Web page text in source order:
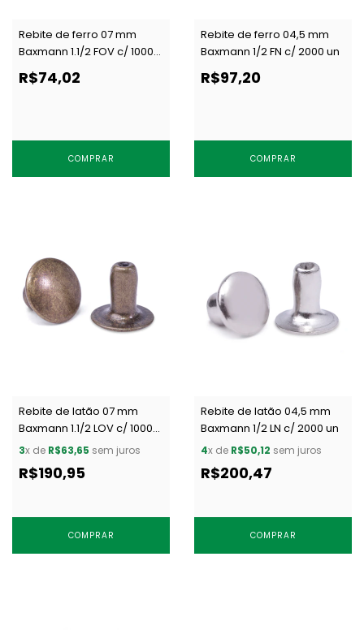
Rebite de ferro 07 mm
Baxmann 1.1/2 FOV c/ 1000
R$74,02
COMPRAR
Rebite de ferro 04,5 mm
Baxmann 1/2 FN c/ 2000 un
R$97,20
COMPRAR
Rebite de latão 07 mm
Baxmann 1.1/2 LOV c/ 1000
un
3x de R$63,65 sem juros
R$190,95
COMPRAR
Rebite de latão 04,5 mm
Baxmann 1/2 LN c/ 2000 un
4x de R$50,12 sem juros
R$200,47
COMPRAR